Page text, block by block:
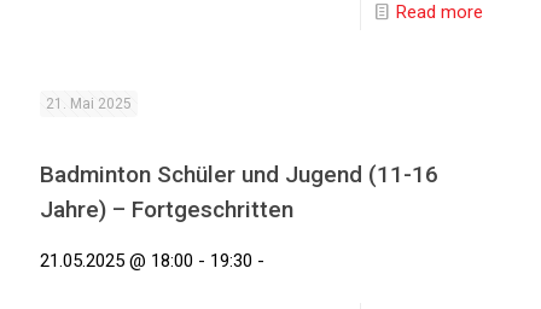
Read more
21. Mai 2025
Badminton Schüler und Jugend (11-16
Jahre) – Fortgeschritten
21.05.2025 @ 18:00 - 19:30 -